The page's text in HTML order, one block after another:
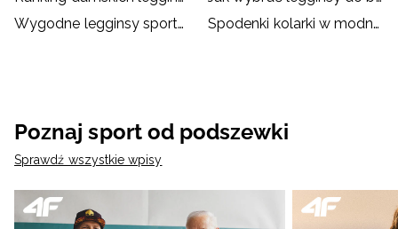
Wygodne legginsy sportowe dla dzieci
Spodenki kolarki w modnych stylizacjach
Poznaj sport od podszewki
Sprawdź wszystkie wpisy